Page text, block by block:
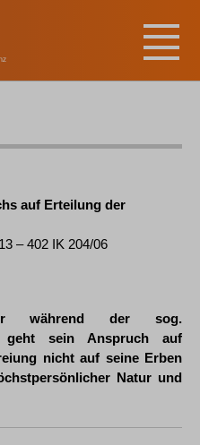
auf Erteilung der
– 402 IK 204/06
während der sog.
geht sein Anspruch auf
nicht auf seine Erben
Natur und